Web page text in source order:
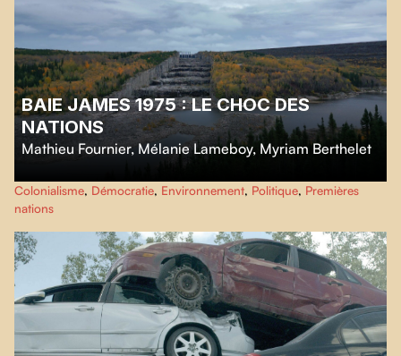
BAIE JAMES 1975 : LE CHOC DES
NATIONS
Mathieu Fournier, Mélanie Lameboy, Myriam Berthelet
Ce film nous ramène à l’origine de deux grandes révolutions : l’expansion
fulgurante d’Hydro-Québec avec la construction du complexe La Grande,
et l’éveil des nations autochtones du Nord du Québec.
Colonialisme, Démocratie, Environnement, Politique, Premières
nations